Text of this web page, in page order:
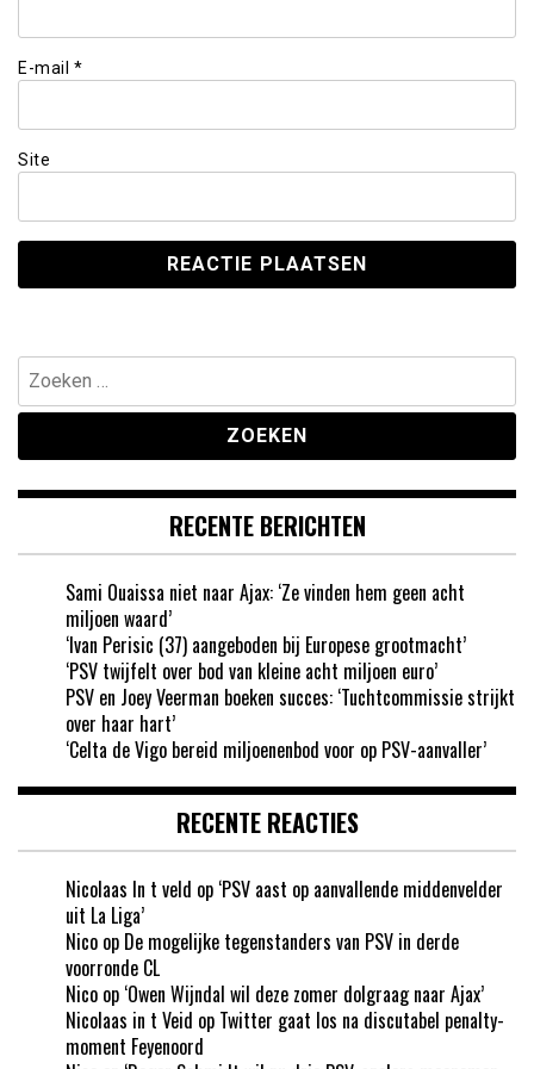
E-mail *
Site
Zoeken
naar:
RECENTE BERICHTEN
Sami Ouaissa niet naar Ajax: ‘Ze vinden hem geen acht
miljoen waard’
‘Ivan Perisic (37) aangeboden bij Europese grootmacht’
‘PSV twijfelt over bod van kleine acht miljoen euro’
PSV en Joey Veerman boeken succes: ‘Tuchtcommissie strijkt
over haar hart’
‘Celta de Vigo bereid miljoenenbod voor op PSV-aanvaller’
RECENTE REACTIES
Nicolaas In t veld op ‘PSV aast op aanvallende middenvelder
uit La Liga’
Nico op De mogelijke tegenstanders van PSV in derde
voorronde CL
Nico op ‘Owen Wijndal wil deze zomer dolgraag naar Ajax’
Nicolaas in t Veid op Twitter gaat los na discutabel penalty-
moment Feyenoord